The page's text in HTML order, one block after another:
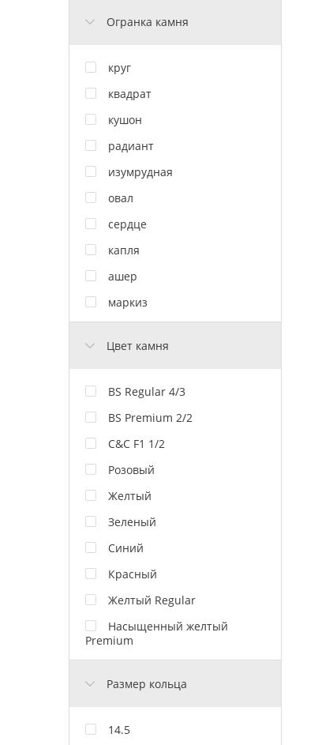
Огранка камня
круг
квадрат
кушон
радиант
изумрудная
овал
сердце
капля
ашер
маркиз
Цвет камня
BS Regular 4/3
BS Premium 2/2
C&C F1 1/2
Розовый
Желтый
Зеленый
Синий
Красный
Желтый Regular
Насыщенный желтый
Premium
Размер кольца
14.5